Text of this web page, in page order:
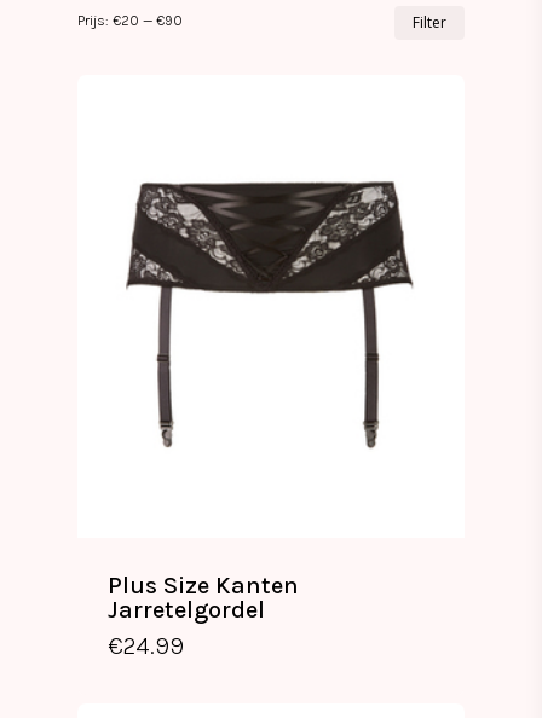
Filter
Prijs: €20 — €90
Plus Size Kanten
Jarretelgordel
€24.99